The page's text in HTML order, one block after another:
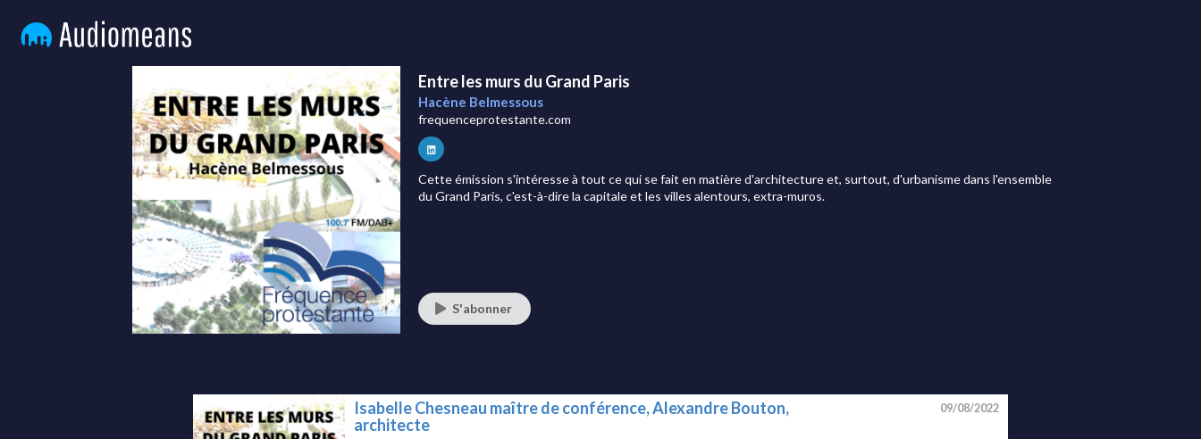
Entre les murs du Grand Paris
Hacène Belmessous
frequenceprotestante.com
Cette émission s'intéresse à tout ce qui se fait en matière d'architecture et, surtout, d'urbanisme dans l'ensemble
du Grand Paris, c'est-à-dire la capitale et les villes alentours, extra-muros.
S'abonner
Isabelle Chesneau maître de conférence, Alexandre Bouton,
architecte
09/08/2022